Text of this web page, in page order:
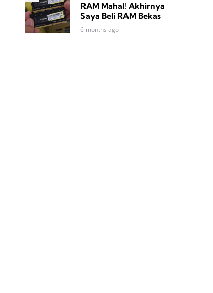
RAM Mahal! Akhirnya
Saya Beli RAM Bekas
6 months ago